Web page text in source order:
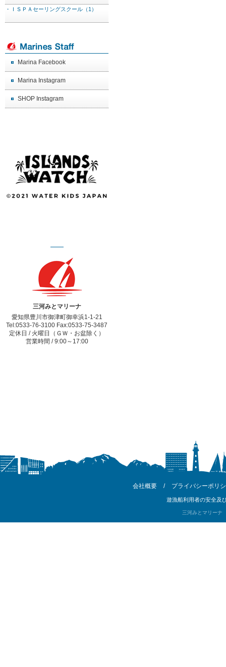
・ＩＳＰＡセーリングスクール（1）
Marina Facebook
Marina Instagram
SHOP Instagram
三河みとマリーナ
愛知県豊川市御津町御幸浜1-1-21
Tel:0533-76-3100 Fax:0533-75-3487
定休日 / 火曜日（ＧＷ・お盆除く）
営業時間 / 9:00～17:00
会社概要 / プライバシーポリ
遊漁船利用者の安全及
三河みとマリー